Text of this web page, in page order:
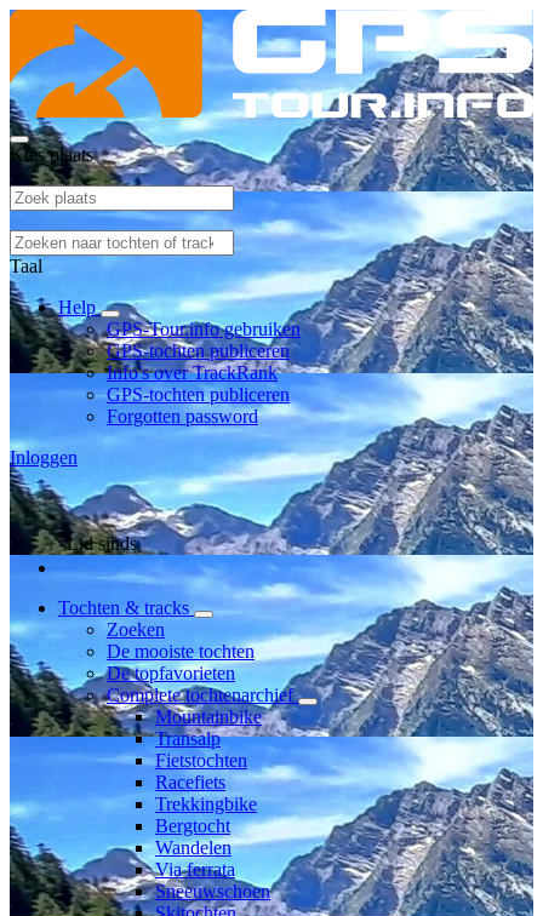
Kies plaats
Taal
Help
GPS-Tour.info gebruiken
GPS-tochten publiceren
Info's over TrackRank
GPS-tochten publiceren
Forgotten password
Inloggen
Lid sinds
Tochten & tracks
Zoeken
De mooiste tochten
De topfavorieten
Complete tochtenarchief
Mountainbike
Transalp
Fietstochten
Racefiets
Trekkingbike
Bergtocht
Wandelen
Via ferrata
Sneeuwschoen